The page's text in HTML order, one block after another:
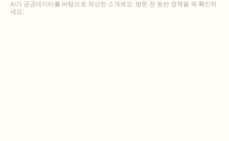
AI가 공공데이터를 바탕으로 작성한 소개예요. 방문 전 동반 정책을 꼭 확인하
세요.